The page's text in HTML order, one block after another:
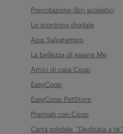
Prenotazione libri scolastici
Lo scontrino digitale
App Salvatempo
La bellezza di essere Me
Amici di casa Coop
EasyCoop
EasyCoop PetStore
Premiati con Coop
Carta solidale "Dedicata a te"